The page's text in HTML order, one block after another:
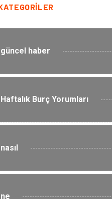
güncel haber
Haftalık Burç Yorumları
nasıl
ne